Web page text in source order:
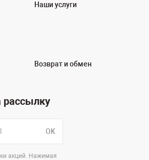
Наши услуги
Возврат и обмен
рассылку
OK
акций. Нажимая